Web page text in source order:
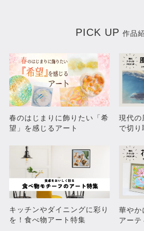
¥69,300
PICK UP 作品
春のはじまりに飾りたい「希
望」を感じるアート
現代の
で切り
キッチンやダイニングに彩り
を！食べ物アート特集
華やか
アーテ